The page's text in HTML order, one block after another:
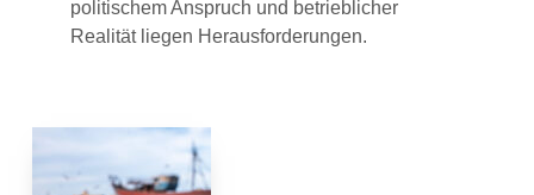
politischem Anspruch und betrieblicher
Realität liegen Herausforderungen.